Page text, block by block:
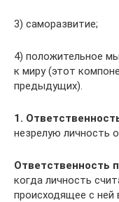
3) саморазвитие;
4) положительное
к миру (этот
предыдущих).
1.
незрелую личность
Ответственность
когда личность
происходящее с ней